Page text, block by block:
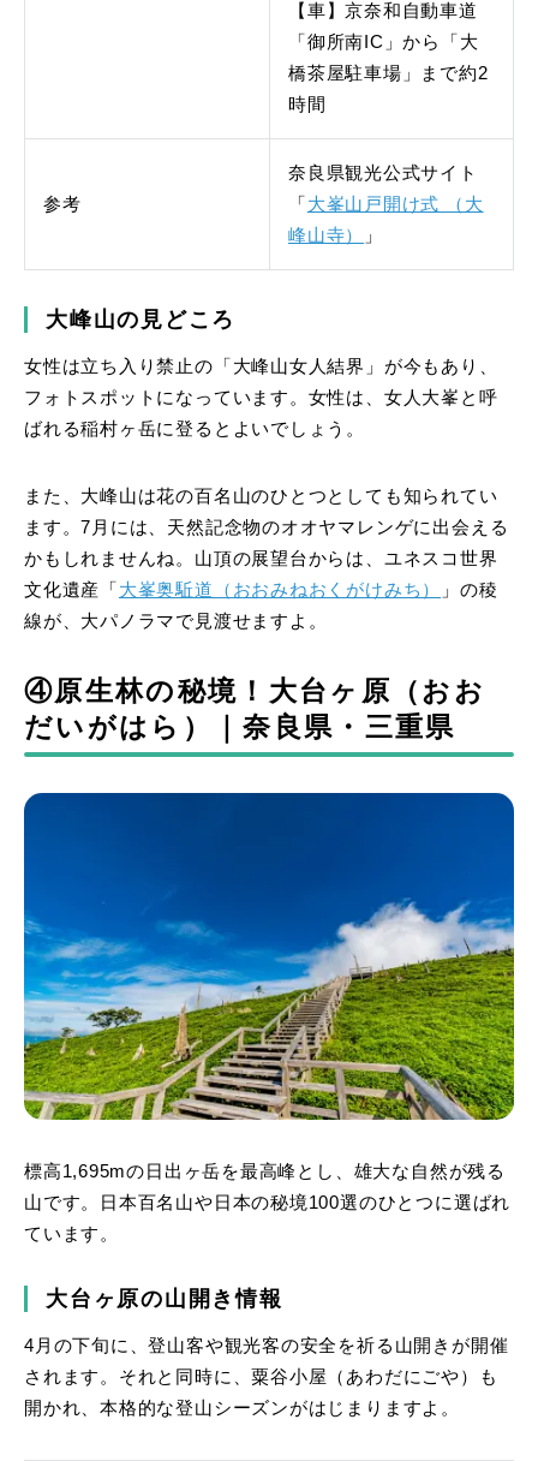
【車】京奈和自動車道
「御所南IC」から「大
橋茶屋駐車場」まで約2
時間
参考
奈良県観光公式サイト
「 大峯山戸開け式 （大
峰山寺）
」
大峰山の見どころ
女性は立ち入り禁止の「大峰山女人結界」が今もあり、
フォトスポットになっています。女性は、女人大峯と呼
ばれる稲村ヶ岳に登るとよいでしょう。
また、大峰山は花の百名山のひとつとしても知られてい
ます。7月には、天然記念物のオオヤマレンゲに出会える
かもしれませんね。山頂の展望台からは、ユネスコ世界
文化遺産「 大峯奥駈道（おおみねおくがけみち）
」の稜
線が、大パノラマで見渡せますよ。
④原生林の秘境！大台ヶ原（おお
だいがはら）｜奈良県・三重県
標高1,695mの日出ヶ岳を最高峰とし、雄大な自然が残る
山です。日本百名山や日本の秘境100選のひとつに選ばれ
ています。
大台ヶ原の山開き情報
4月の下旬に、登山客や観光客の安全を祈る山開きが開催
されます。それと同時に、粟谷小屋（あわだにごや）も
開かれ、本格的な登山シーズンがはじまりますよ。